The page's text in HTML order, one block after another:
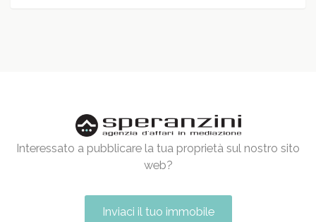
Interessato a pubblicare la tua proprietà sul nostro sito
web?
Inviaci il tuo immobile